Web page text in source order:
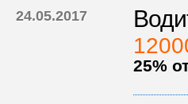
24.05.2017
25%